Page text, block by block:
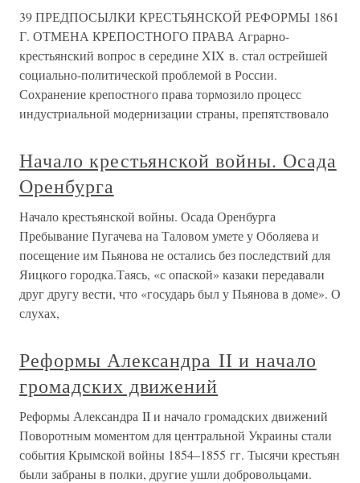
39 ПРЕДПОСЫЛКИ КРЕСТЬЯНСКОЙ РЕФОРМЫ 1861
Г. ОТМЕНА КРЕПОСТНОГО ПРАВА Аграрно-
крестьянский вопрос в середине XIX в. стал острейшей
социально-политической проблемой в России.
Сохранение крепостного права тормозило процесс
индустриальной модернизации страны, препятствовало
Начало крестьянской войны. Осада
Оренбурга
Начало крестьянской войны. Осада Оренбурга
Пребывание Пугачева на Таловом умете у Оболяева и
посещение им Пьянова не остались без последствий для
Яицкого городка.Таясь, «с опаской» казаки передавали
друг другу вести, что «государь был у Пьянова в доме». О
слухах,
Реформы Александра II и начало
громадских движений
Реформы Александра II и начало громадских движений
Поворотным моментом для центральной Украины стали
события Крымской войны 1854–1855 гг. Тысячи крестьян
были забраны в полки, другие ушли добровольцами.